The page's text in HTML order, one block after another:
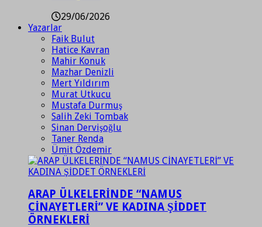
29/06/2026
Yazarlar
Faik Bulut
Hatice Kavran
Mahir Konuk
Mazhar Denizli
Mert Yıldırım
Murat Utkucu
Mustafa Durmuş
Salih Zeki Tombak
Sinan Dervişoğlu
Taner Renda
Ümit Özdemir
ARAP ÜLKELERİNDE “NAMUS
CİNAYETLERİ” VE KADINA ŞİDDET
ÖRNEKLERİ